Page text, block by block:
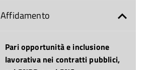
Affidamento
Pari opportunità e inclusione
lavorativa nei contratti pubblici,